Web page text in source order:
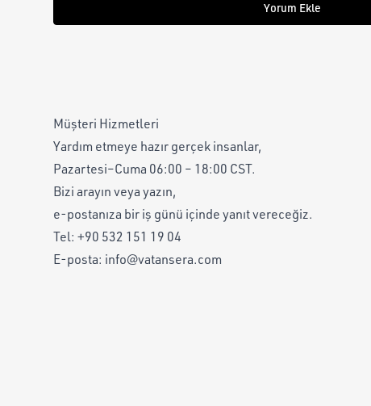
Yorum Ekle
Müşteri Hizmetleri
Yardım etmeye hazır gerçek insanlar,
Pazartesi–Cuma 06:00 – 18:00 CST.
Bizi arayın veya yazın,
e-postanıza bir iş günü içinde yanıt vereceğiz.
Tel: +90 532 151 19 04
E-posta: info@vatansera.com